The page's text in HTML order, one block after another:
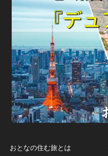
おとなの住む旅とは